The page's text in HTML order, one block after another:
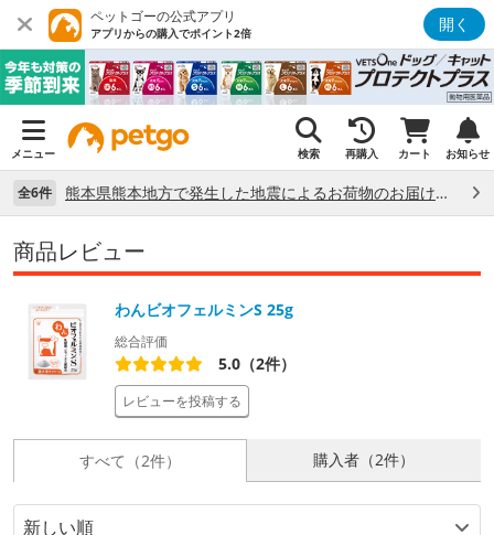
ペットゴーの公式アプリ
アプリからの購入でポイント2倍 開く
メニュー 検索 再購入 カート お知らせ
全6件 熊本県熊本地方で発生した地震によるお荷物のお届け状況について （7/28）
商品レビュー
わんビオフェルミンS 25g
総合評価
5.0（2件）
レビューを投稿する
すべて（2件） 購入者（2件）